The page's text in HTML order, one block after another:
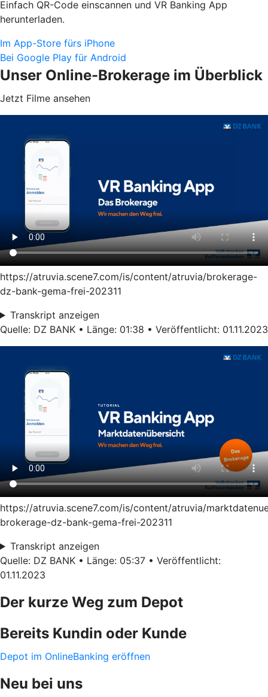
Einfach QR-Code einscannen und VR Banking App
herunterladen.
Im App-Store fürs iPhone
Bei Google Play für Android
Unser Online-Brokerage im Überblick
Jetzt Filme ansehen
https://atruvia.scene7.com/is/content/atruvia/brokerage-
dz-bank-gema-frei-202311
Transkript anzeigen
Quelle: DZ BANK • Länge: 01:38 • Veröffentlicht: 01.11.2023
https://atruvia.scene7.com/is/content/atruvia/
brokerage-dz-bank-gema-frei-202311
Transkript anzeigen
Quelle: DZ BANK • Länge: 05:37 • Veröffentlicht:
01.11.2023
Der kurze Weg zum Depot
Bereits Kundin oder Kunde
Depot im OnlineBanking eröffnen
Neu bei uns